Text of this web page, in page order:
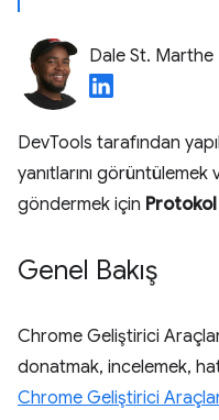
Dale St. Marthe
DevTools tarafından
yanıtlarını
göndermek için
Genel Bakış
Chrome Geliştirici
donatmak, incelemek,
Chrome Geliştirici